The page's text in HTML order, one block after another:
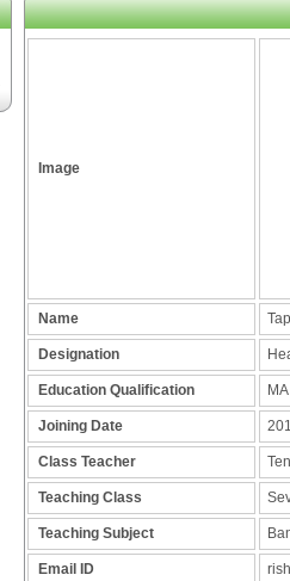
Image
Name
Designation
Education Qualification
Joining Date
Class Teacher
Teaching Class
Teaching Subject
Email ID